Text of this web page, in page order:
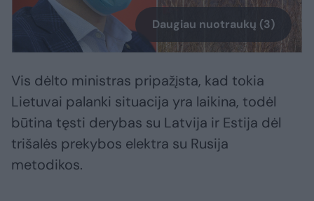
Daugiau nuotraukų (3)
Vis dėlto ministras pripažįsta, kad tokia
Lietuvai palanki situacija yra laikina, todėl
būtina tęsti derybas su Latvija ir Estija dėl
trišalės prekybos elektra su Rusija
metodikos.